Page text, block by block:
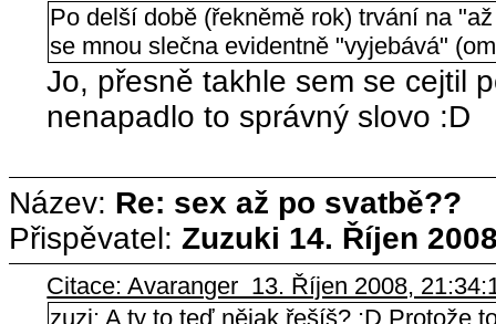
Po delší době (řekněmě rok) trvání na
se mnou slečna evidentně "vyjebává"
Jo, přesně takhle sem se cejtil
nenapadlo to správný slovo :D
Název: Re: sex až po svatbě??
Přispěvatel: Zuzuki 14. Říjen
Citace: Avaranger 13. Říjen 2008,
zuzi: A ty to teď nějak řešíš? :D Protože